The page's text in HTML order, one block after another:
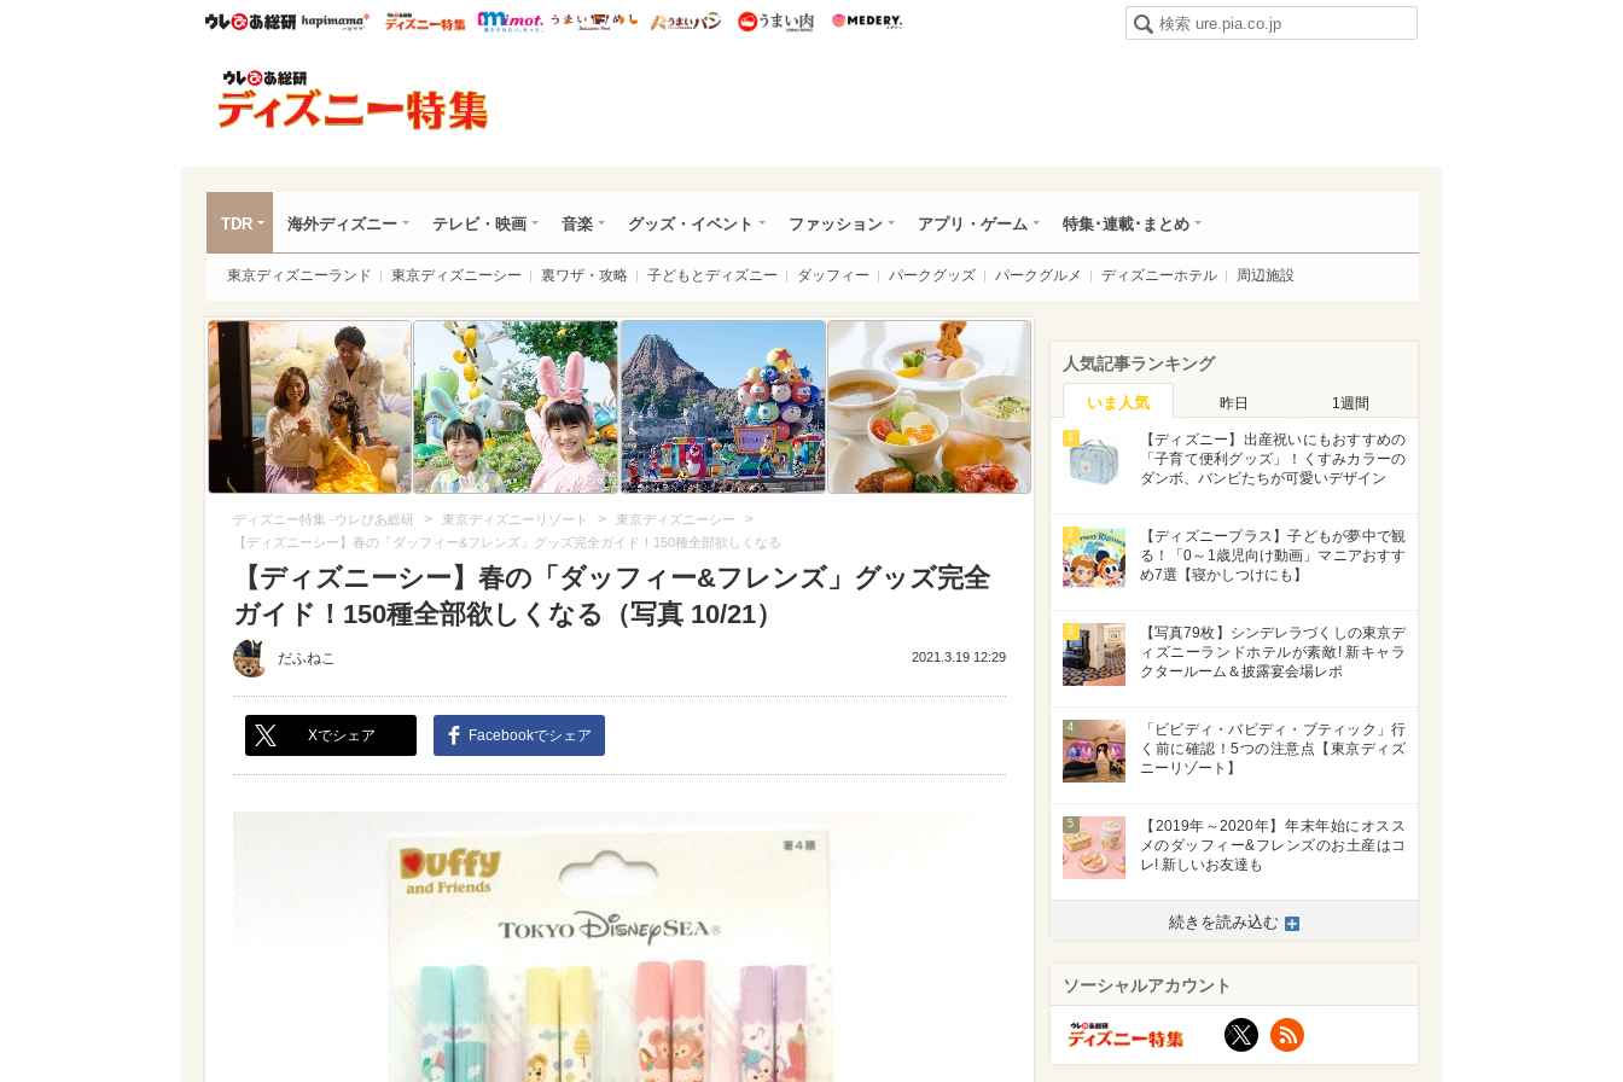
ウレぴあ総研ハピママ* ウレぴあ総研 ディズニー特集
mimot. うまいめし うまいパン うまい肉
TDR 海外ディズニー テレビ・映画 音楽 グッズ・イベント ファッション アプリ・ゲーム 特集･連載･まとめ
東京ディズニーランド 東京ディズニーシー 裏ワザ・攻略 子どもとディズニー ダッフィー パークグッズ パークグルメ ディズニーホテル 周辺施設
ディズニー特集 -ウレぴあ総研 > 東京ディズニーリゾート > 東京ディズニーシー >
【ディズニーシー】春の「ダッフィー&フレンズ」グッズ完全ガイド！150種全部欲しくなる
【ディズニーシー】春の「ダッフィー&フレンズ」グッズ完全
ガイド！150種全部欲しくなる（写真 10/21）
だふねこ 2021.3.19 12:29
Xでシェア Facebookでシェア
人気記事ランキング
いま人気 昨日 1週間
1
【ディズニー】出産祝いにもおすすめの
「子育て便利グッズ」！くすみカラーの
ダンボ、バンビたちが可愛いデザイン
2
【ディズニープラス】子どもが夢中で観
る！「0～1歳児向け動画」マニアおすす
め7選【寝かしつけにも】
3
【写真79枚】シンデレラづくしの東京デ
ィズニーランドホテルが素敵! 新キャラ
クタールーム＆披露宴会場レポ
4
「ビビディ・バビディ・ブティック」行
く前に確認！5つの注意点【東京ディズ
ニーリゾート】
5
【2019年～2020年】年末年始にオスス
メのダッフィー&フレンズのお土産はコ
レ! 新しいお友達も
続きを読み込む
ソーシャルアカウント
X